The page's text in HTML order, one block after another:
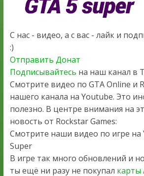
С нас - видео, а с вас - лайк и
:)
Отправить Донат
Подписывайтесь на наш канал в
Смотрите видео по GTA Online и
нашего канала на Youtube. Это
полезно. В центре внимания на
новость от Rockstar Games:
Смотрите наши видео по игре на
Super
В игре так много обновлений и
ты ещё ни разу не покупал карты